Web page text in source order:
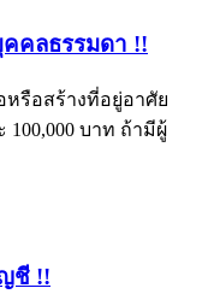
คลธรรมดา !!
หรือสร้างที่อยู่อาศัย
บาท ถ้ามีผู้
ชี !!